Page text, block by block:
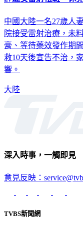
中國大陸一名27歲人
院接受雷射治療，未
膏、等待藥效發作期
救10天後宣告不治，
響。
大陸
深入時事，一觸即見
意見反映：
TVBS新聞網